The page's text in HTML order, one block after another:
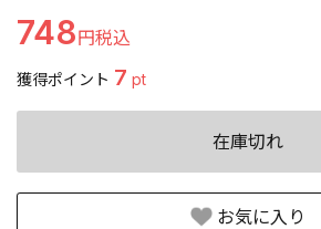
748
獲得ポイント 7 pt
在庫切れ
お気に入り